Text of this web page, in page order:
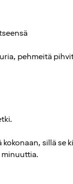
pehmeitä
sillä se
minuuttia.